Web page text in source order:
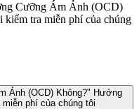
Cưỡng Ám Ảnh (OCD)
kiểm tra miễn phí của chúng
Ảnh (OCD) Không?" Hướng
phí của chúng tôi